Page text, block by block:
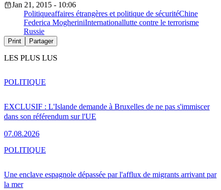
Jan 21, 2015 - 10:06
Politiqueaffaires étrangères et politique de sécuritéChine
Federica MogheriniInternationallutte contre le terrorisme
Russie
Print Partager
LES PLUS LUS
EXCLUSIF : L'Islande demande à Bruxelles de ne pas s'immiscer
dans son référendum sur l'UE
07.08.2026
POLITIQUE
Une enclave espagnole dépassée par l'afflux de migrants arrivant par
la mer
POLITIQUE